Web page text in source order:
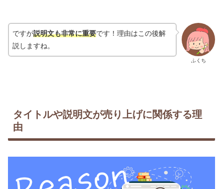
ふくち
ですが説明文も非常に重要です！理由はこの後解
説しますね。
タイトルや説明文が売り上げに関係する理
由